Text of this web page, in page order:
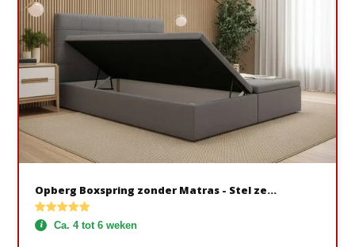
Opberg Boxspring zonder Matras - Stel ze...
Ca. 4 tot 6 weken